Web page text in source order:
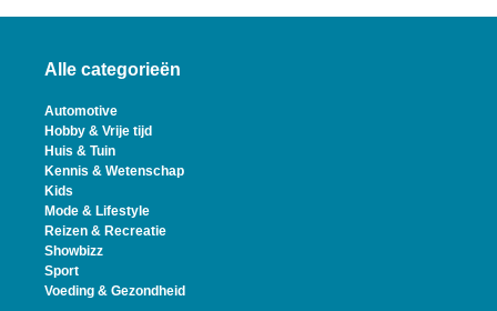
Alle categorieën
Automotive
Hobby & Vrije tijd
Huis & Tuin
Kennis & Wetenschap
Kids
Mode & Lifestyle
Reizen & Recreatie
Showbizz
Sport
Voeding & Gezondheid